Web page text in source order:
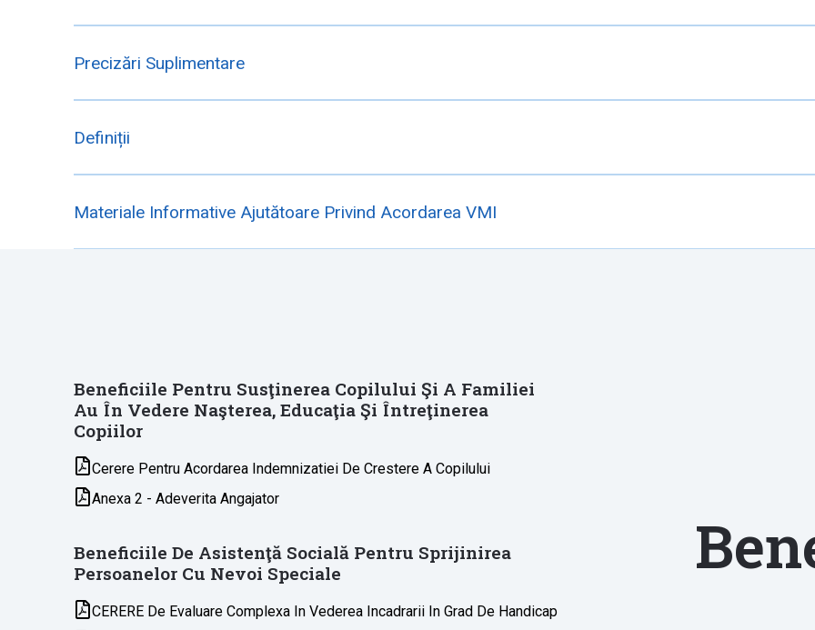
Precizări Suplimentare
Definiții
Materiale Informative Ajutătoare Privind Acordarea VMI
Beneficiile Pentru Susţinerea Copilului Şi A Familiei
Au În Vedere Naşterea, Educaţia Şi Întreţinerea
Copiilor
Cerere Pentru Acordarea Indemnizatiei De Crestere A Copilului
Anexa 2 - Adeverita Angajator
Beneficiile De Asistenţă Socială Pentru Sprijinirea
Persoanelor Cu Nevoi Speciale
CERERE De Evaluare Complexa In Vederea Incadrarii In Grad De Handicap